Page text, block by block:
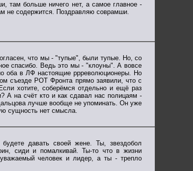
там больше ничего нет, а самое главное -
не содержится. Поздравляю соврамши.
что мы - "тупые", были тупые. Но, со
спасибо. Ведь это мы - "клоуны". А вовсе
оба в ЛФ настоящие ррреволюционеры. Но
съезде РОТ Фронта прямо заявили, что с
хотите, соберёмся отдельно и ещё раз
А на счёт кто и как сдавал нас полицаям -
лучше вообще не упоминать. Он уже
сущность нет смысла.
давать своей жене. Ты, звездобол
сиди и помалкивай. Ты-то что в жизни
человек и лидер, а ты - трепло